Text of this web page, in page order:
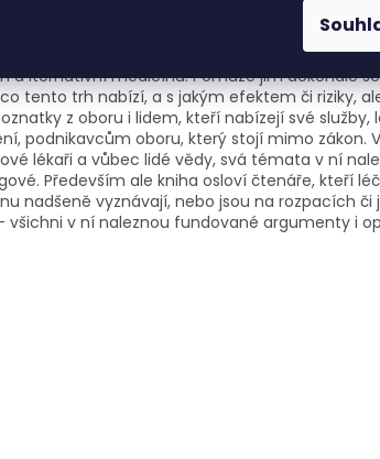
a činnost šmahem, ale poctivě tuto oblast
jejími riziky, ale vidí i možnosti a nepopírá
je užitečná především pro současné klienty
a lternativní medicínu. Pomůže jim dokonale se
tento trh nabízí, a s jakým efektem či riziky,
z oboru i lidem, kteří nabízejí své služby,
podnikavcům oboru, který stojí mimo zákon.
lékaři a vůbec lidé vědy, svá témata v ní
Především ale kniha osloví čtenáře, kteří
nadšeně vyznávají, nebo jsou na rozpacích či
v ní naleznou fundované argumenty i